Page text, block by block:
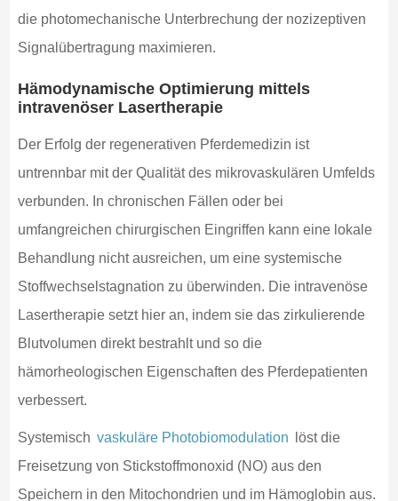
die photomechanische Unterbrechung der nozizeptiven
Signalübertragung maximieren.
Hämodynamische Optimierung mittels
intravenöser Lasertherapie
Der Erfolg der regenerativen Pferdemedizin ist
untrennbar mit der Qualität des mikrovaskulären Umfelds
verbunden. In chronischen Fällen oder bei
umfangreichen chirurgischen Eingriffen kann eine lokale
Behandlung nicht ausreichen, um eine systemische
Stoffwechselstagnation zu überwinden. Die intravenöse
Lasertherapie setzt hier an, indem sie das zirkulierende
Blutvolumen direkt bestrahlt und so die
hämorheologischen Eigenschaften des Pferdepatienten
verbessert.
Systemisch vaskuläre Photobiomodulation
löst die
Freisetzung von Stickstoffmonoxid (NO) aus den
Speichern in den Mitochondrien und im Hämoglobin aus.